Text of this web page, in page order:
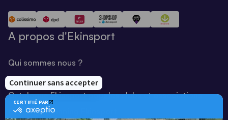
A propos d'Ekinsport
Qui sommes nous ?
Notre savoir-faire
Catalogue Ekinsport pour les clubs et associations
Catalogue running Ekinsport